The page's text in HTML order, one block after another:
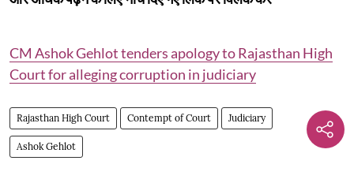
CM Ashok Gehlot tenders apology to Rajasthan High
Court for alleging corruption in judiciary
Rajasthan High Court Contempt of Court Judiciary
Ashok Gehlot